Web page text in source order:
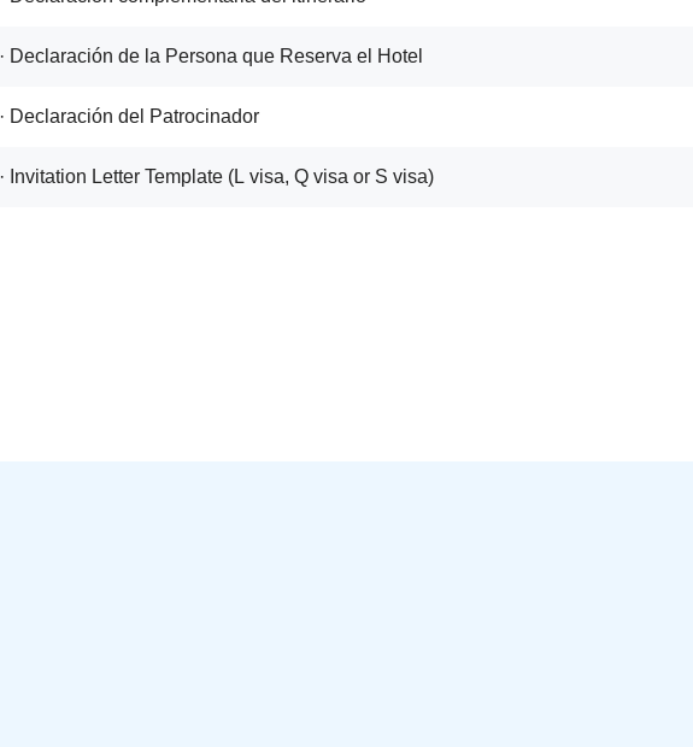
· Declaración de la Persona que Reserva el Hotel
· Declaración del Patrocinador
· Invitation Letter Template (L visa, Q visa or S visa)